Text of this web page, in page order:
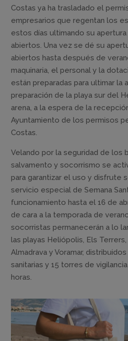
Costas ya ha trasladado el
empresarios que regentan los
estos días ultimando su
abiertos. Una vez se dé su
abiertos hasta después de
maquinaria, el personal y la
están preparadas para ultimar la
preparación de la playa sur del
arena, a la espera de la
Ayuntamiento de los permisos
Costas.
Velando por la seguridad de los
salvamento y socorrismo se
para garantizar el uso y disfrute
servicio especial de Semana
funcionamiento hasta el 16 de
de cara a la temporada de
socorristas permanecerán a lo
las playas Heliópolis, Els
Almadrava y Voramar,
sanitarias y 15 torres de
horas.